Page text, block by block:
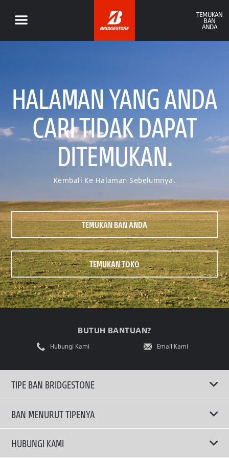
TEMUKAN
BAN
ANDA
HALAMAN YANG ANDA
CARI TIDAK DAPAT
DITEMUKAN.
Kembali Ke Halaman Sebelumnya.
TEMUKAN BAN ANDA
TEMUKAN TOKO
BUTUH BANTUAN?
Hubungi Kami Email Kami
TIPE BAN BRIDGESTONE
BAN MENURUT TIPENYA
Ban ENLITEN
HUBUNGI KAMI